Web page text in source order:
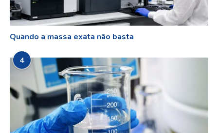
Quando a massa exata não basta
4